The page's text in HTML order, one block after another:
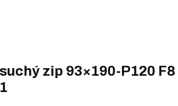
zip 93×190-P120 F8